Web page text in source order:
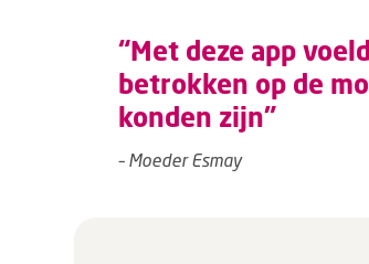
“Met deze app
betrokken op de
konden zijn”
– Moeder Esmay